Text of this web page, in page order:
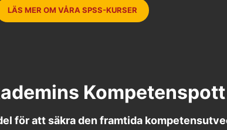
LÄS MER OM VÅRA SPSS-KURSER
Kompetenspott
för att säkra den framtida